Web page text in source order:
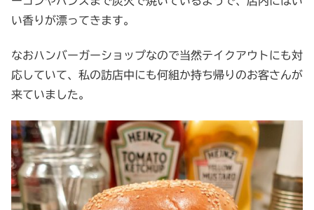
い香りが漂ってきます。
なおハンバーガーショップなので当然テイクアウトにも対
応していて、私の訪店中にも何組か持ち帰りのお客さんが
来ていました。